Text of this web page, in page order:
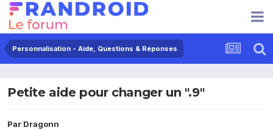
Personnalisation - Aide, Questions & Réponses
Petite aide pour changer un ".9"
Par Dragonn